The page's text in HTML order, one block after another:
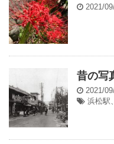
2021/
昔の写
2021/
浜松駅